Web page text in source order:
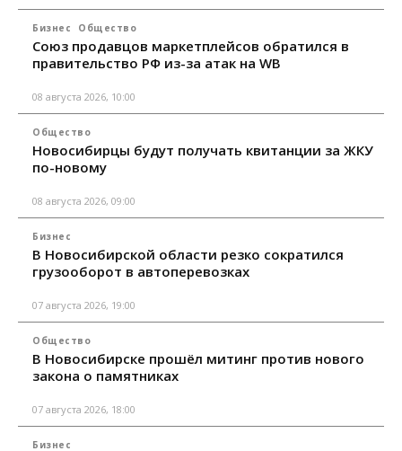
Бизнес Общество
Союз продавцов маркетплейсов обратился в
правительство РФ из-за атак на WB
08 августа 2026, 10:00
Общество
Новосибирцы будут получать квитанции за ЖКУ
по-новому
08 августа 2026, 09:00
Бизнес
В Новосибирской области резко сократился
грузооборот в автоперевозках
07 августа 2026, 19:00
Общество
В Новосибирске прошёл митинг против нового
закона о памятниках
07 августа 2026, 18:00
Бизнес